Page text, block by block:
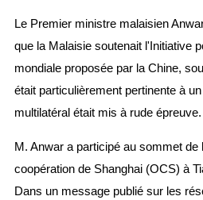
Le Premier ministre malaisien
que la Malaisie soutenait l'Initiative
mondiale proposée par la Chine,
était particulièrement pertinente à
multilatéral était mis à rude épreuve.
M. Anwar a participé au sommet de
coopération de Shanghai (OCS) à
Dans un message publié sur les